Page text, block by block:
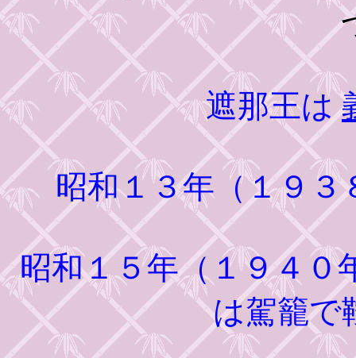
遮那王は
昭和１３年（１９３
昭和１５年（１９４０
は駕籠で